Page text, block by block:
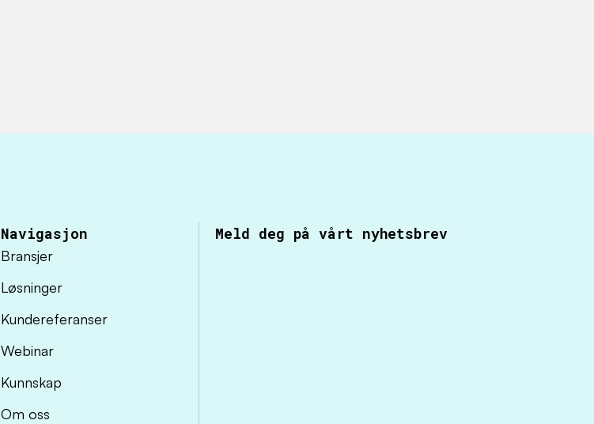
Navigasjon
Bransjer
Løsninger
Kundereferanser
Webinar
Kunnskap
Om oss
Meld deg på vårt nyhetsbrev